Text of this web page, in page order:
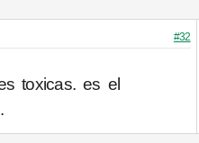
#32
toxicas. es el